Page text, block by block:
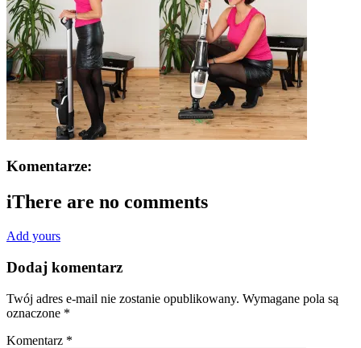
Komentarze:
iThere are no comments
Add yours
Dodaj komentarz
Twój adres e-mail nie zostanie opublikowany. Wymagane pola są
oznaczone *
Komentarz *